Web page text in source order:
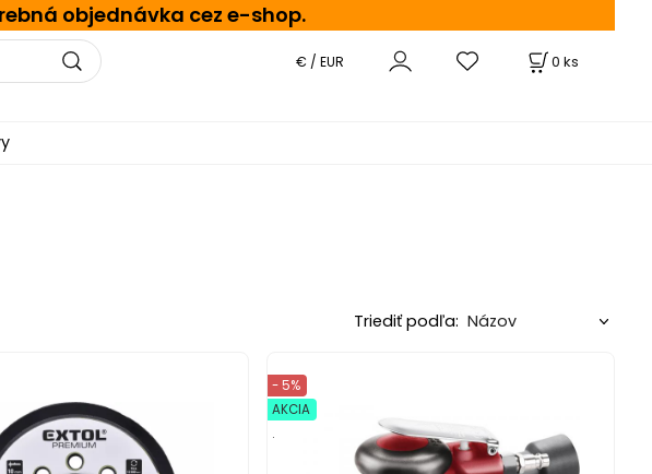
objednávka cez e-shop.
0 ks
€ / EUR
Triediť podľa:
- 5%
AKCIA
.